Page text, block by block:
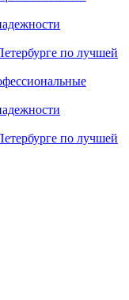
по лучшей
по лучшей